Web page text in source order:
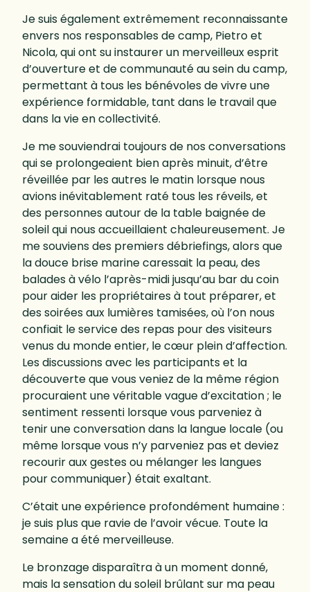
Je suis également extrêmement reconnaissante
envers nos responsables de camp, Pietro et
Nicola, qui ont su instaurer un merveilleux esprit
d’ouverture et de communauté au sein du camp,
permettant à tous les bénévoles de vivre une
expérience formidable, tant dans le travail que
dans la vie en collectivité.
Je me souviendrai toujours de nos conversations
qui se prolongeaient bien après minuit, d’être
réveillée par les autres le matin lorsque nous
avions inévitablement raté tous les réveils, et
des personnes autour de la table baignée de
soleil qui nous accueillaient chaleureusement. Je
me souviens des premiers débriefings, alors que
la douce brise marine caressait la peau, des
balades à vélo l’après-midi jusqu’au bar du coin
pour aider les propriétaires à tout préparer, et
des soirées aux lumières tamisées, où l’on nous
confiait le service des repas pour des visiteurs
venus du monde entier, le cœur plein d’affection.
Les discussions avec les participants et la
découverte que vous veniez de la même région
procuraient une véritable vague d’excitation ; le
sentiment ressenti lorsque vous parveniez à
tenir une conversation dans la langue locale (ou
même lorsque vous n’y parveniez pas et deviez
recourir aux gestes ou mélanger les langues
pour communiquer) était exaltant.
C’était une expérience profondément humaine :
je suis plus que ravie de l’avoir vécue. Toute la
semaine a été merveilleuse.
Le bronzage disparaîtra à un moment donné,
mais la sensation du soleil brûlant sur ma peau